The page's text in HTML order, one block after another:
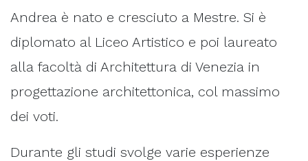
Andrea è nato e cresciuto a Mestre. Si è
diplomato al Liceo Artistico e poi laureato
alla facoltà di Architettura di Venezia in
progettazione architettonica, col massimo
dei voti.
Durante gli studi svolge varie esperienze